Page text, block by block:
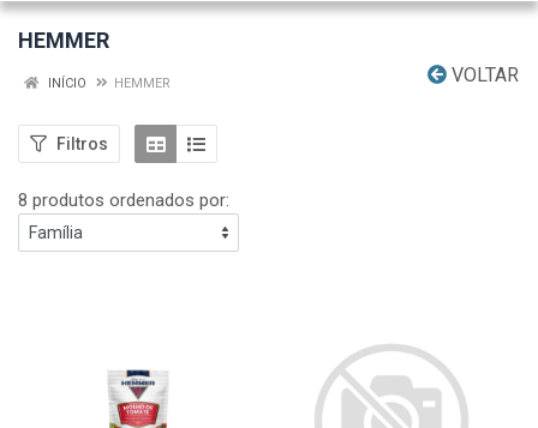
HEMMER
VOLTAR
INÍCIO HEMMER
Filtros
8 produtos ordenados por: